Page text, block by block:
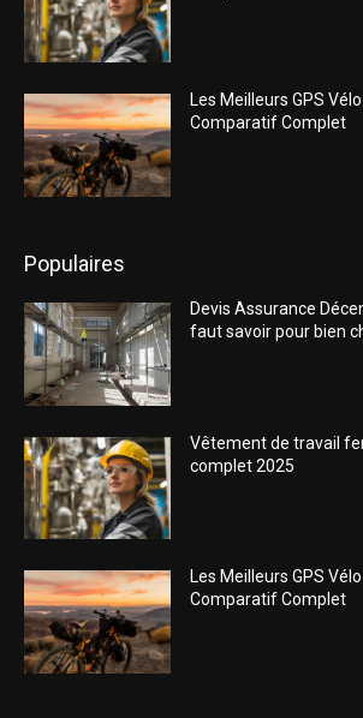
Les Meilleurs GPS
Comparatif Complet
Populaires
Devis Assurance
faut savoir pour bien
Vêtement de travail
complet 2025
Les Meilleurs GPS
Comparatif Complet